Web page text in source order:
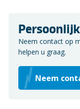
Neem contact op
helpen u graag.
Neem